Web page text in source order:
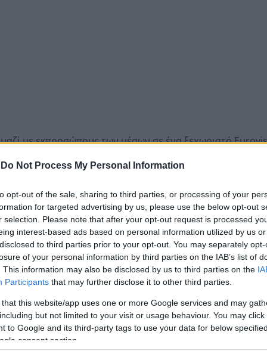
Do Not Process My Personal Information
opt-out of the sale, sharing to third parties, or processing of your
for targeted advertising by us, please use the below opt-out
selection. Please note that after your opt-out request is processed
interest-based ads based on personal information utilized by us
to third parties prior to your opt-out. You may separately
of your personal information by third parties on the IAB’s list of
This information may also be disclosed by us to third parties on the
Participants that may further disclose it to other third parties.
that this website/app uses one or more Google services and may
but not limited to your visit or usage behaviour. You may
to Google and its third-party tags to use your data for below
consent section.
με εκπροσώπους των μέσων σε ένα ξεχωριστό
πρωτεύουσας. Εκεί, την ώρα που απολάμβαναν τον
μια επετειακή τούρτα-έκπληξη.
στην τούρτα υπήρχαν κεράκια με τον αριθμό
σχολιασμό του μεγαλύτερου ευρωπαϊκού μουσικού